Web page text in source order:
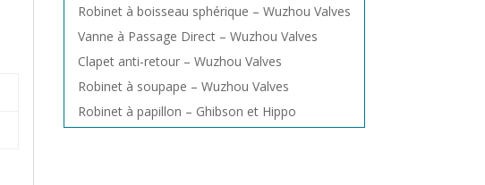
Robinet à boisseau sphérique – Wuzhou Valves
Vanne à Passage Direct – Wuzhou Valves
Clapet anti-retour – Wuzhou Valves
Robinet à soupape – Wuzhou Valves
Robinet à papillon – Ghibson et Hippo